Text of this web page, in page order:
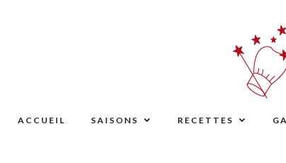
ACCUEIL SAISONS RECETTES